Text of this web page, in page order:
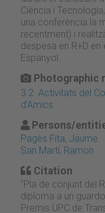
Ciència i
una conferència la
recentment) i
despesa en R+D
Espanyol.
Photographic
3.2. Activitats del
d'Amics
Persons/
Pagès Fita, Jaume
San Martí, Ramon
Citation
“Pla de conjunt del
diploma a un
Premis UPC de